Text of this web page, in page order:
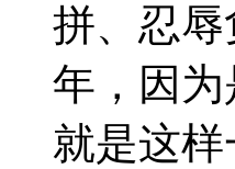
拼、忍
年，因为
就是这样